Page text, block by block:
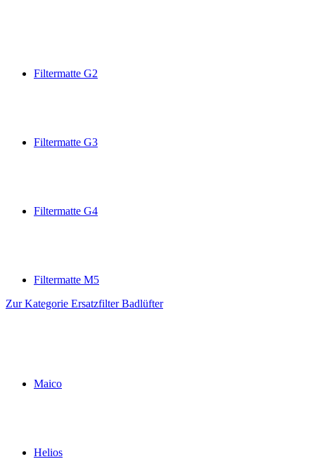
Filtermatte G2
Filtermatte G3
Filtermatte G4
Filtermatte M5
Zur Kategorie Ersatzfilter Badlüfter
Maico
Helios